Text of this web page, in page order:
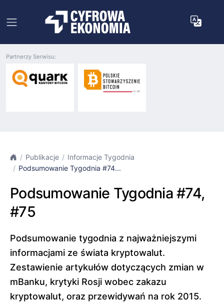
Partnerzy Serwisu:
Publikacje
Informacje Tygodnia
Podsumowanie Tygodnia #74...
Podsumowanie Tygodnia #74,
#75
Podsumowanie tygodnia z najważniejszymi
informacjami ze świata kryptowalut.
Zestawienie artykułów dotyczących zmian w
mBanku, krytyki Rosji wobec zakazu
kryptowalut, oraz przewidywań na rok 2015.